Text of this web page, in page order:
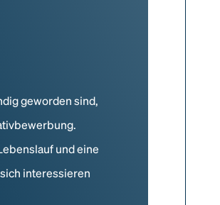
geworden sind,
und eine
interessieren